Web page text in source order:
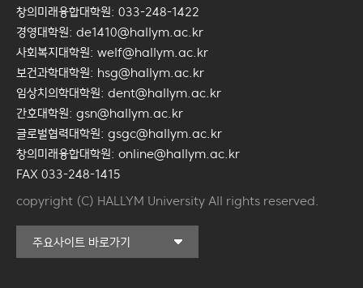
창의미래융합대학원: 033-248-1422
경영대학원: de1410@hallym.ac.kr
사회복지대학원: welf@hallym.ac.kr
보건과학대학원: hsg@hallym.ac.kr
임상치의학대학원: dent@hallym.ac.kr
간호대학원: gsn@hallym.ac.kr
글로벌협력대학원: gsgc@hallym.ac.kr
창의미래융합대학원: online@hallym.ac.kr
FAX 033-248-1415
copyright (C) HALLYM University All rights reserved.
주요사이트 바로가기
커뮤니티교육원